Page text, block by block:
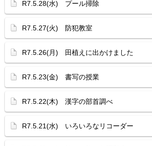
R7.5.28(水) プール掃除
R7.5.27(火) 防犯教室
R7.5.26(月) 田植えに出かけました
R7.5.23(金) 書写の授業
R7.5.22(木) 漢字の部首調べ
R7.5.21(水) いろいろなリコーダー